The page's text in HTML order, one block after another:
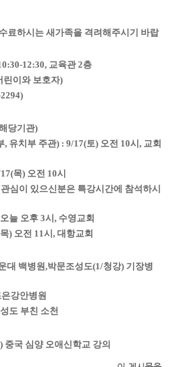
료하시는 새가족을 격려해주시기 바랍
12:30, 교육관 2층
린이와 보호자)
당기관)
유치부 주관) : 9/17(토) 오전 10시, 교회
목) 오전 10시
심이 있으신분은 특강시간에 참석하시
늘 오후 3시, 수영교회
) 오전 11시, 대항교회
대 백병원,박문조성도(1/청강) 기장병
강안병원
도 부친 소천
중국 심양 오애신학교 강의